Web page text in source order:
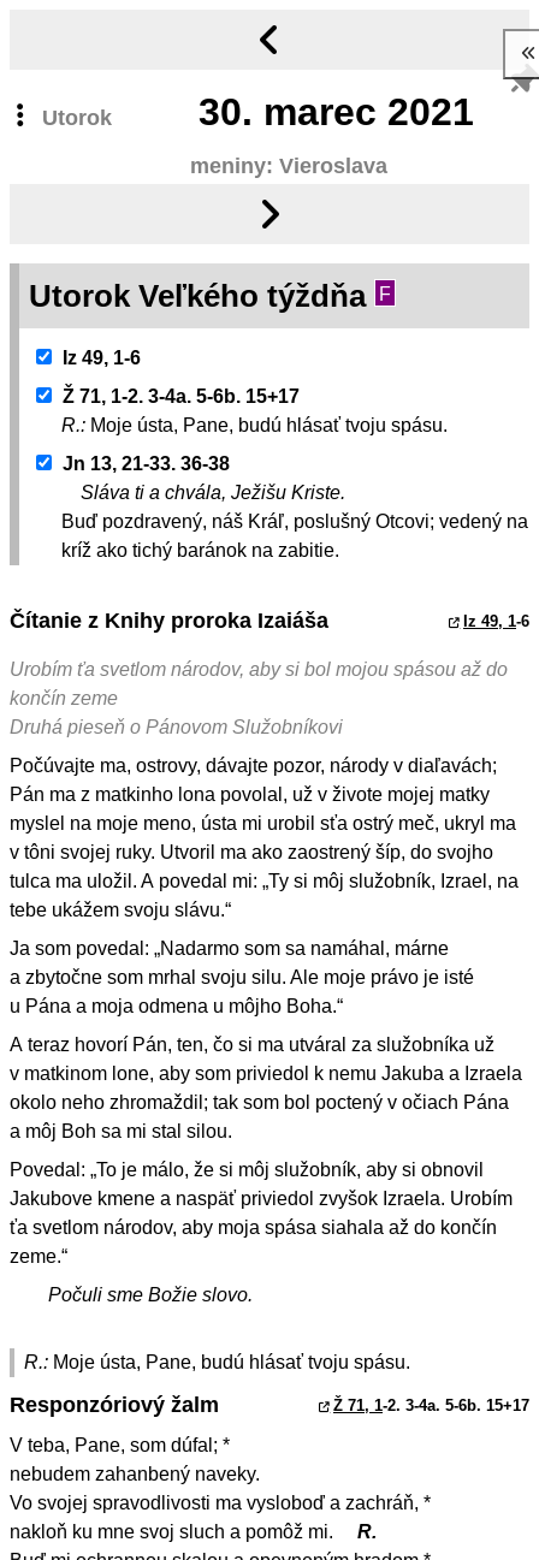
Utorok 30. marec 2021
meniny: Vieroslava
Utorok Veľkého týždňa F
Iz 49, 1-6
Ž 71, 1-2. 3-4a. 5-6b. 15+17
R.: Moje ústa, Pane, budú hlásať tvoju spásu.
Jn 13, 21-33. 36-38
Sláva ti a chvála, Ježišu Kriste.
Buď pozdravený, náš Kráľ, poslušný Otcovi; vedený na
kríž ako tichý baránok na zabitie.
Čítanie z Knihy proroka Izaiáša Iz 49, 1-6
Urobím ťa svetlom národov, aby si bol mojou spásou až do
končín zeme
Druhá pieseň o Pánovom Služobníkovi
Počúvajte ma, ostrovy, dávajte pozor, národy v diaľavách;
Pán ma z matkinho lona povolal, už v živote mojej matky
myslel na moje meno, ústa mi urobil sťa ostrý meč, ukryl ma
v tôni svojej ruky. Utvoril ma ako zaostrený šíp, do svojho
tulca ma uložil. A povedal mi: „Ty si môj služobník, Izrael, na
tebe ukážem svoju slávu.“
Ja som povedal: „Nadarmo som sa namáhal, márne
a zbytočne som mrhal svoju silu. Ale moje právo je isté
u Pána a moja odmena u môjho Boha.“
A teraz hovorí Pán, ten, čo si ma utváral za služobníka už
v matkinom lone, aby som priviedol k nemu Jakuba a Izraela
okolo neho zhromaždil; tak som bol poctený v očiach Pána
a môj Boh sa mi stal silou.
Povedal: „To je málo, že si môj služobník, aby si obnovil
Jakubove kmene a naspäť priviedol zvyšok Izraela. Urobím
ťa svetlom národov, aby moja spása siahala až do končín
zeme.“
Počuli sme Božie slovo.
R.: Moje ústa, Pane, budú hlásať tvoju spásu.
Responzóriový žalm Ž 71, 1-2. 3-4a. 5-6b. 15+17
V teba, Pane, som dúfal; *
nebudem zahanbený naveky.
Vo svojej spravodlivosti ma vysloboď a zachráň, *
nakloň ku mne svoj sluch a pomôž mi.
R.